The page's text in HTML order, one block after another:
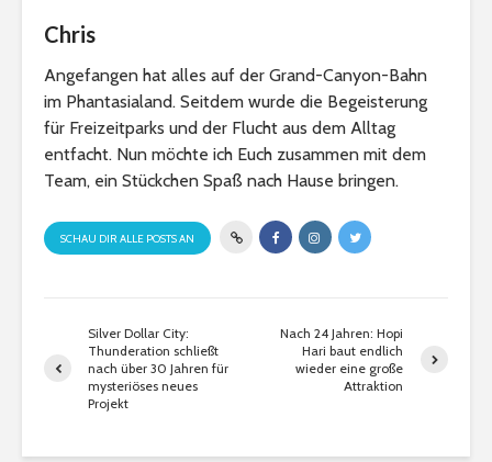
Chris
Angefangen hat alles auf der Grand-Canyon-Bahn
im Phantasialand. Seitdem wurde die Begeisterung
für Freizeitparks und der Flucht aus dem Alltag
entfacht. Nun möchte ich Euch zusammen mit dem
Team, ein Stückchen Spaß nach Hause bringen.
SCHAU DIR ALLE POSTS AN
Silver Dollar City:
Thunderation schließt
nach über 30 Jahren für
mysteriöses neues
Projekt
Nach 24 Jahren: Hopi
Hari baut endlich
wieder eine große
Attraktion